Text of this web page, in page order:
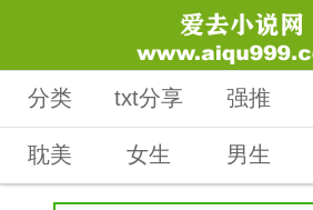
分类 txt分享 强推
耽美 女生 男生